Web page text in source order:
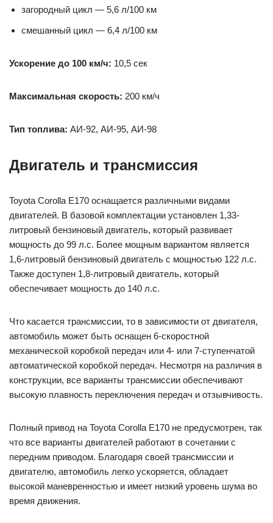
загородный цикл — 5,6 л/100 км
смешанный цикл — 6,4 л/100 км
Ускорение до 100 км/ч: 10,5 сек
Максимальная скорость: 200 км/ч
Тип топлива: АИ-92, АИ-95, АИ-98
Двигатель и трансмиссия
Toyota Corolla E170 оснащается различными видами
двигателей. В базовой комплектации установлен 1,33-
литровый бензиновый двигатель, который развивает
мощность до 99 л.с. Более мощным вариантом является
1,6-литровый бензиновый двигатель с мощностью 122 л.с.
Также доступен 1,8-литровый двигатель, который
обеспечивает мощность до 140 л.с.
Что касается трансмиссии, то в зависимости от двигателя,
автомобиль может быть оснащен 6-скоростной
механической коробкой передач или 4- или 7-ступенчатой
автоматической коробкой передач. Несмотря на различия в
конструкции, все варианты трансмиссии обеспечивают
высокую плавность переключения передач и отзывчивость.
Полный привод на Toyota Corolla E170 не предусмотрен, так
что все варианты двигателей работают в сочетании с
передним приводом. Благодаря своей трансмиссии и
двигателю, автомобиль легко ускоряется, обладает
высокой маневренностью и имеет низкий уровень шума во
время движения.